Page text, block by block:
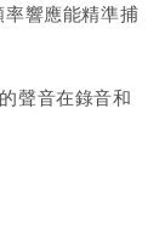
率響應能精準捕
聲音在錄音和